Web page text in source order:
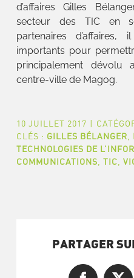
d’affaires Gilles
secteur des TIC en
partenaires
importants pour
principalement
centre-ville de Magog.
10 JUILLET 2017 |
CLÉS : GILLES BÉLANGER
TECHNOLOGIES DE
COMMUNICATIONS TIC
PARTAGER